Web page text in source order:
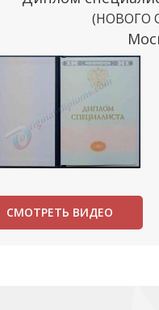
(НОВОГО
СМОТРЕТЬ ВИДЕО